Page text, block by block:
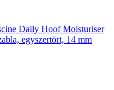
Daily Hoof Moisturiser
egyszertört, 14 mm